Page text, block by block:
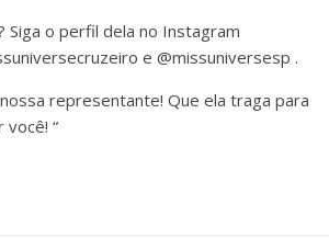
Siga o perfil dela no Instagram
e @missuniversesp .
representante! Que ela traga para
“